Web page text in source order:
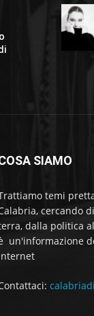
SIAMO
temi
cercando
dalla politica
un'informazione